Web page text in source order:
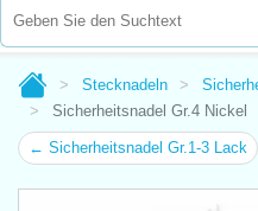
Stecknadeln
Sicherheitsnadel Gr.4 Nickel
← Sicherheitsnadel Gr.1-3 Lack